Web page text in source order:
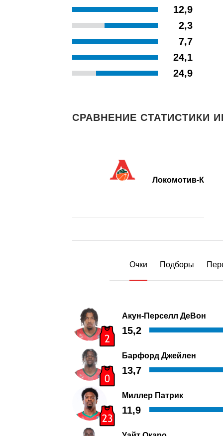
12,9
2,3
7,7
24,1
24,9
СРАВНЕНИЕ СТАТИСТИКИ
Локомотив-К
Очки Подборы
Акун-Перселл ДеВон
15,2
Барфорд Джейлен
13,7
Миллер Патрик
11,9